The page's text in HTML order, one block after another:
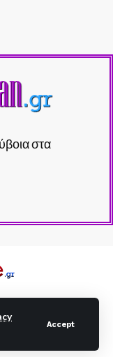
Accept
στα
Reserved.